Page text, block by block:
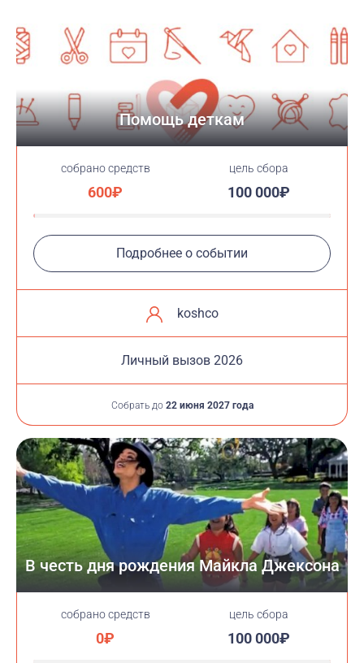
Помощь деткам
cобрано средств
600₽
цель сбора
100 000₽
Подробнее о событии
koshco
Личный вызов 2026
Собрать до 22 июня 2027 года
В честь дня рождения Майкла Джексона
cобрано средств
0₽
цель сбора
100 000₽